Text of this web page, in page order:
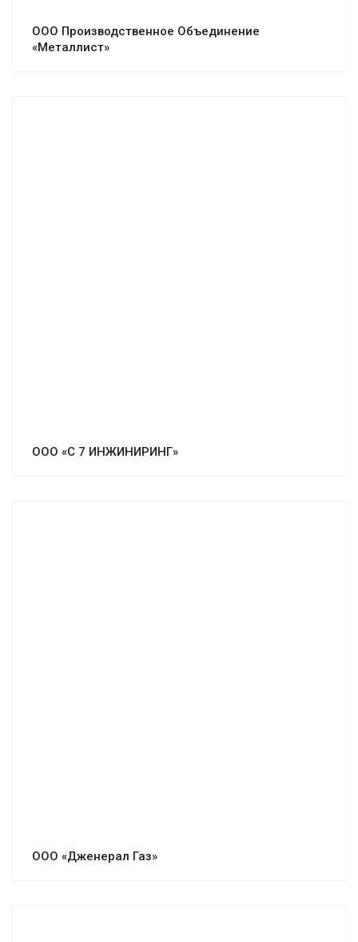
ООО Производственное Объединение
«Металлист»
ООО «С 7 ИНЖИНИРИНГ»
ООО «Дженерал Газ»